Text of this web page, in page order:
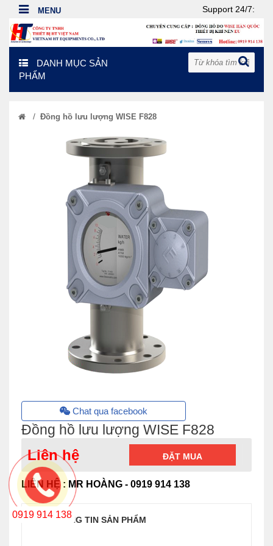
Support 24/7:
DANH MỤC SẢN
PHẨM
/ Đồng hồ lưu lượng WISE F828
Chat qua facebook
Đồng hồ lưu lượng WISE F828
Liên hệ ĐẶT MUA
LIÊN HỆ : MR HOÀNG - 0919 914 138
THÔNG TIN SẢN PHẨM
0919 914 138